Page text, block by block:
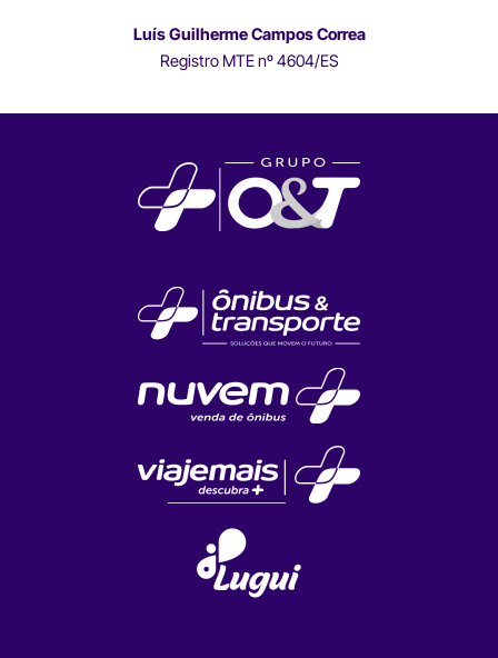
Luís Guilherme Campos Correa
Registro MTE nº 4604/ES